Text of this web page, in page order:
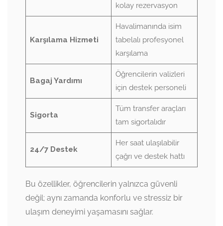
kolay rezervasyon
Karşılama Hizmeti
Havalimanında isim
tabelalı profesyonel
karşılama
Bagaj Yardımı
Öğrencilerin valizleri
için destek personeli
Sigorta
Tüm transfer araçları
tam sigortalıdır
24/7 Destek
Her saat ulaşılabilir
çağrı ve destek hattı
Bu özellikler, öğrencilerin yalnızca güvenli
değil; aynı zamanda konforlu ve stressiz bir
ulaşım deneyimi yaşamasını sağlar.